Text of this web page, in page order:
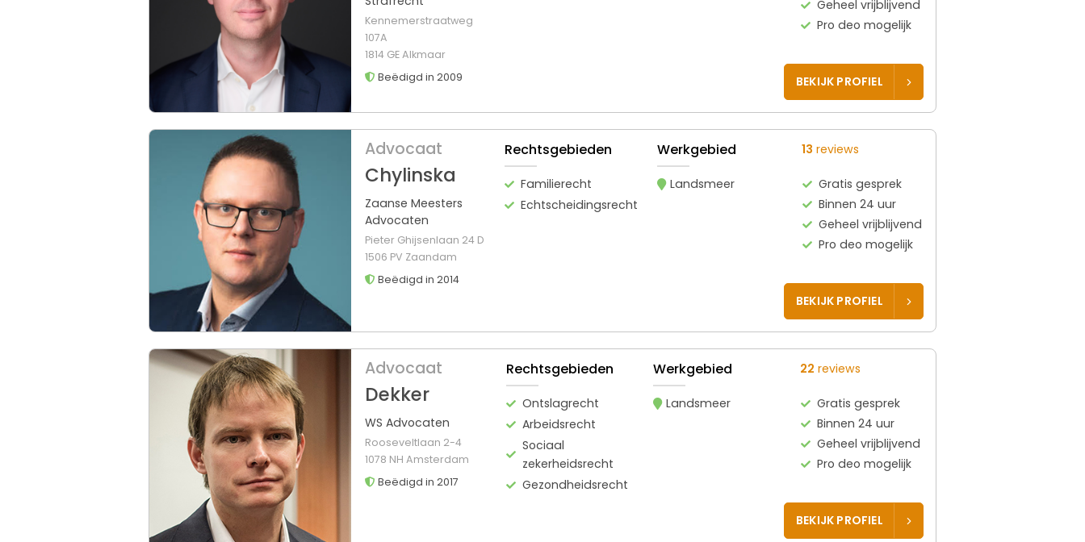
Kennemerstraatweg
107A
1814 GE Alkmaar
Beëdigd in 2009
Geheel vrijblijvend
Pro deo mogelijk
BEKIJK PROFIEL
Advocaat
Chylinska
Zaanse Meesters
Advocaten
Pieter Ghijsenlaan 24 D
1506 PV Zaandam
Beëdigd in 2014
Rechtsgebieden
Familierecht
Echtscheidingsrecht
Werkgebied
Landsmeer
13 reviews
Gratis gesprek
Binnen 24 uur
Geheel vrijblijvend
Pro deo mogelijk
BEKIJK PROFIEL
Advocaat
Dekker
WS Advocaten
Rooseveltlaan 2-4
1078 NH Amsterdam
Beëdigd in 2017
Rechtsgebieden
Ontslagrecht
Arbeidsrecht
Sociaal
zekerheidsrecht
Gezondheidsrecht
Werkgebied
Landsmeer
22 reviews
Gratis gesprek
Binnen 24 uur
Geheel vrijblijvend
Pro deo mogelijk
BEKIJK PROFIEL